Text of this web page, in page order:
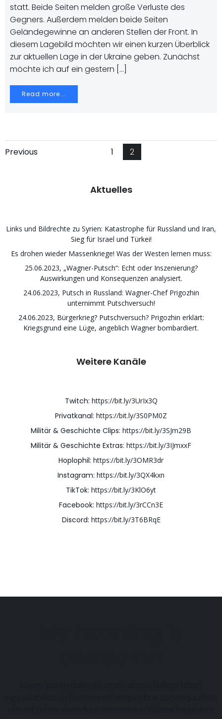
statt. Beide Seiten melden große Verluste des
Gegners. Außerdem melden beide Seiten
Geländegewinne an anderen Stellen der Front. In
diesem Lagebild möchten wir einen kurzen Überblick
zur aktuellen Lage in der Ukraine geben. Zunächst
möchte ich auf ein gestern […]
Read more...
Posts
navigation
Previous
navigation
Page
1 Page
2
Aktuelles
Links und Bildrechte zu Syrien: Katastrophe für Russland und Iran,
Sieg für Israel und Türkei!
Es drohen wieder Massenkriege! Was der Westen lernen muss:
25.06.2023, „Wagner-Putsch“: Echt oder Inszenierung?
Auswirkungen und Konsequenzen analysiert.
24.06.2023, Putsch in Russland: Wagner-Chef Prigozhin
unternimmt Putschversuch!
24.06.2023, Bürgerkrieg? Putschversuch? Prigozhin erklärt:
Kriegsgrund eine Lüge, angeblich Wagner bombardiert.
Weitere Kanäle
Twitch: https://bit.ly/3UrIx3Q
Privatkanal: https://bit.ly/3S0PM0Z
Militär & Geschichte Clips: https://bit.ly/3SJm29B
Militär & Geschichte Extras: https://bit.ly/3IJmxxF
Hoplophil: https://bit.ly/3OMR3dr
Instagram: https://bit.ly/3QX4kxn
TikTok: https://bit.ly/3KlO6yt
Facebook: https://bit.ly/3rCCn3E
Discord: https://bit.ly/3T6BRqE